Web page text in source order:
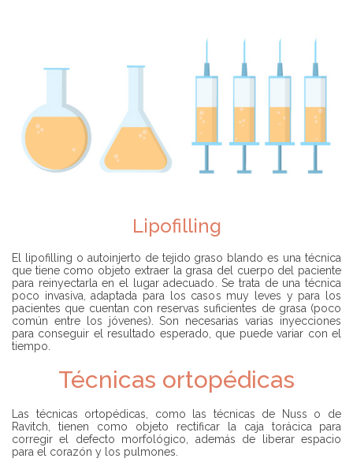
Lipofilling
El lipofilling o autoinjerto de tejido graso blando es una técnica
que tiene como objeto extraer la grasa del cuerpo del paciente
para reinyectarla en el lugar adecuado. Se trata de una técnica
poco invasiva, adaptada para los casos muy leves y para los
pacientes que cuentan con reservas suficientes de grasa (poco
común entre los jóvenes). Son necesarias varias inyecciones
para conseguir el resultado esperado, que puede variar con el
tiempo.
Técnicas ortopédicas
Las técnicas ortopédicas, como las técnicas de Nuss o de
Ravitch, tienen como objeto rectificar la caja torácica
para
corregir el defecto morfológico, además de liberar espacio
para el corazón y los pulmones.